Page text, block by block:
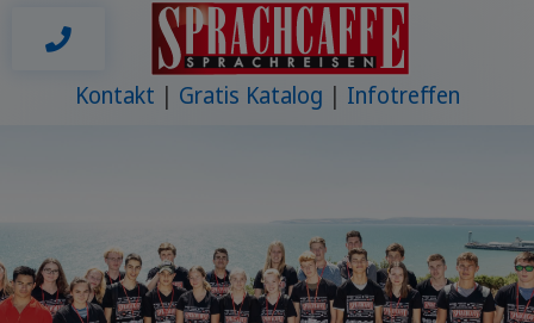
Kontakt Gratis Katalog Infotreffen